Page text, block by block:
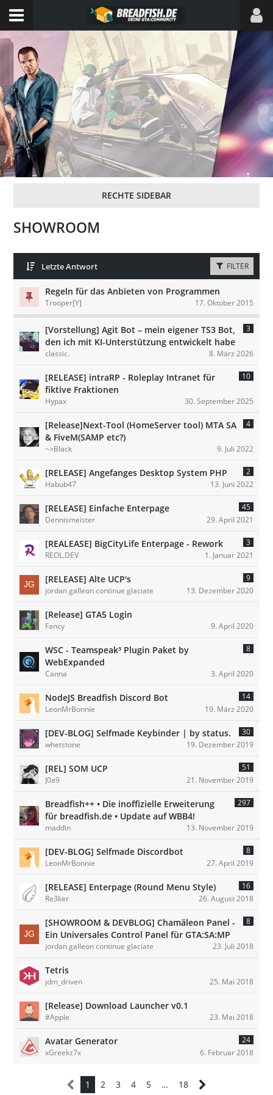
SHOWROOM
Letzte Antwort FILTER
Regeln für das Anbieten von Programmen
Trooper[Y] 17. Oktober 2015
[Vorstellung] Agit Bot – mein eigener TS3 Bot,
den ich mit KI-Unterstützung entwickelt habe
3
classic. 8. März 2026
[RELEASE] intraRP - Roleplay Intranet für
fiktive Fraktionen
10
Hypax 30. September 2025
[Release]Next-Tool (HomeServer tool) MTA SA
& FiveM(SAMP etc?)
4
~>Black 9. Juli 2022
[RELEASE] Angefanges Desktop System PHP
2
Habub47
13. Juni 2022
[RELEASE] Einfache Enterpage
45
Dennismeister
29. April 2021
[REALEASE] BigCityLife Enterpage - Rework
3
REOL.DEV
1. Januar 2021
[RELEASE] Alte UCP's
9
jordan galleon continue glaciate
13. Dezember 2020
[Release] GTA5 Login
Fancy 9. April 2020
WSC - Teamspeak³ Plugin Paket by
WebExpanded
8
Canna 3. April 2020
NodeJS Breadfish Discord Bot
14
LeonMrBonnie
19. März 2020
[DEV-BLOG] Selfmade Keybinder | by status.
30
whetstone
19. Dezember 2019
[REL] SOM UCP
51
J0a9
21. November 2019
Breadfish++ • Die inoffizielle Erweiterung
für breadfish.de • Update auf WBB4!
297
maddin 13. November 2019
[DEV-BLOG] Selfmade Discordbot
8
LeonMrBonnie
27. April 2019
[RELEASE] Enterpage (Round Menu Style)
16
Re3ker
26. August 2018
[SHOWROOM & DEVBLOG] Chamäleon Panel -
Ein Universales Control Panel für GTA:SA:MP
8
jordan galleon continue glaciate 23. Juli 2018
Tetris
jdm_driven 25. Mai 2018
[Release] Download Launcher v0.1
#Apple 23. Mai 2018
Avatar Generator
24
xGreekz7x
6. Februar 2018
1 2 3 4 5 … 18